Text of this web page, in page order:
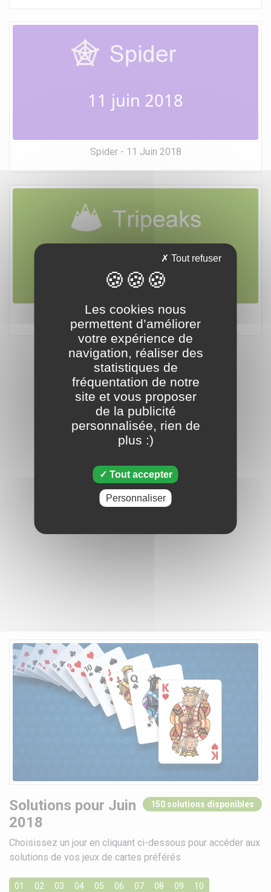
11 juin 2018
Spider - 11 Juin 2018
11 juin 2018
Tripeaks - 11 Juin 2018
Solutions pour Juin
2018
150 solutions disponibles
Choisissez un jour en cliquant ci-dessous pour accéder aux
solutions de vos jeux de cartes préférés
01 02 03 04 05 06 07 08 09 10
Les cookies nous
permettent d’améliorer
votre expérience de
navigation, réaliser des
statistiques de
fréquentation de notre
site et vous proposer
de la publicité
personnalisée, rien de
plus :)
Tout accepter
Tout refuser
Personnaliser